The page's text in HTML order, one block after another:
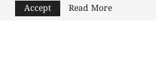
Accept
Read More